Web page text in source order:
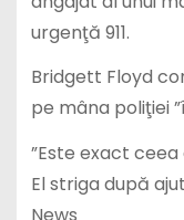
urgenţă 911.
Bridgett Floyd
pe mâna poliţiei
”Este exact
El striga după